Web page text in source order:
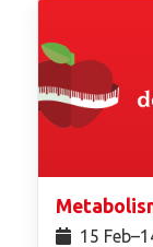
15